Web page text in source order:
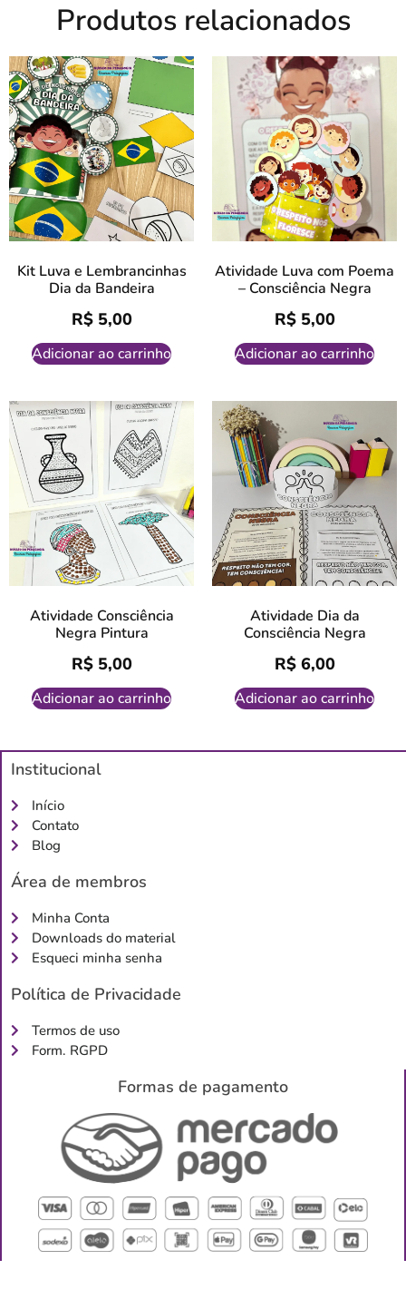
Produtos relacionados
Kit Luva e Lembrancinhas
Dia da Bandeira
R$5,00
Adicionar ao carrinho
Atividade Luva com Poema
– Consciência Negra
R$5,00
Adicionar ao carrinho
Atividade Consciência
Negra Pintura
R$5,00
Adicionar ao carrinho
Atividade Dia da
Consciência Negra
R$6,00
Adicionar ao carrinho
Institucional
Início
Contato
Blog
Área de membros
Minha Conta
Downloads do material
Esqueci minha senha
Política de Privacidade
Termos de uso
Form. RGPD
Formas de pagamento